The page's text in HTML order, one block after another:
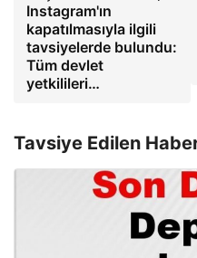
Instagram'ın
kapatılmasıyla ilgili
tavsiyelerde bulundu:
Tüm devlet
yetkilileri…
Tavsiye Edilen